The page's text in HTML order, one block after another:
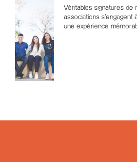
Véritables signatures de
associations
une expérience